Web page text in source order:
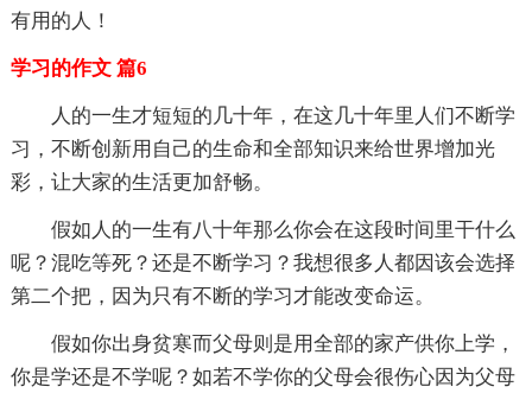
有用的人！
学习的作文 篇6
人的一生才短短的几十年，在这几十年里人们不断学
习，不断创新用自己的生命和全部知识来给世界增加光
彩，让大家的生活更加舒畅。
假如人的一生有八十年那么你会在这段时间里干什么
呢？混吃等死？还是不断学习？我想很多人都因该会选择
第二个把，因为只有不断的学习才能改变命运。
假如你出身贫寒而父母则是用全部的家产供你上学，
你是学还是不学呢？如若不学你的父母会很伤心因为父母